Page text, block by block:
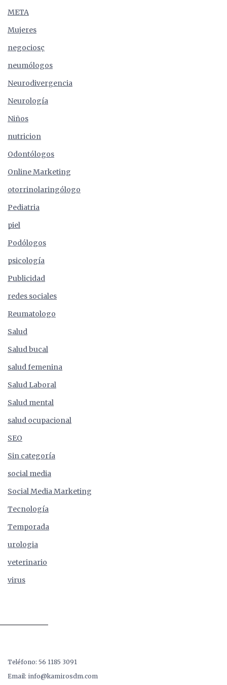
META
Mujeres
negociosç
neumólogos
Neurodivergencia
Neurología
Niños
nutricion
Odontólogos
Online Marketing
otorrinolaringólogo
Pediatria
piel
Podólogos
psicología
Publicidad
redes sociales
Reumatologo
Salud
Salud bucal
salud femenina
Salud Laboral
Salud mental
salud ocupacional
SEO
Sin categoría
social media
Social Media Marketing
Tecnología
Temporada
urologia
veterinario
virus
Teléfono: 56 1185 3091
Email: info@kamirosdm.com